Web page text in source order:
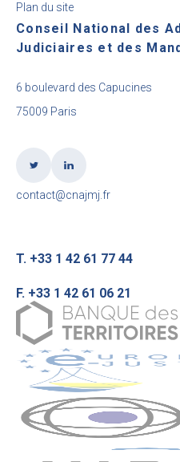
Plan du site
Conseil National des
Judiciaires et des
6 boulevard des Capucines
75009 Paris
contact@cnajmj.fr
T. +33 1 42 61 77 44
F. +33 1 42 61 06 21